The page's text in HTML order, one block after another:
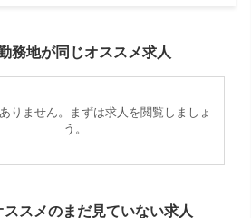
務地が同じオススメ求人
りません。まずは求人を閲覧しましょ
う。
ススメのまだ見ていない求人